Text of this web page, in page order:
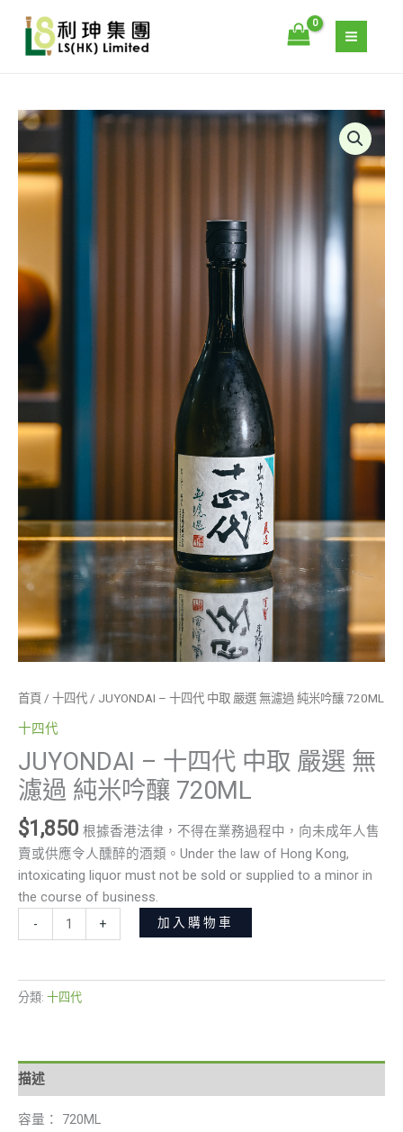
首頁 / 十四代 / JUYONDAI – 十四代 中取 嚴選 無濾過 純米吟釀 720ML
十四代
JUYONDAI – 十四代 中取 嚴選 無
濾過 純米吟釀 720ML
$1,850 根據香港法律，不得在業務過程中，向未成年人售
賣或供應令人醺醉的酒類。Under the law of Hong Kong,
intoxicating liquor must not be sold or supplied to a minor in
the course of business.
-
JUYONDAI
十
嚴
選
無
米
吟
釀
數
量
+ 加入購物車
分類: 十四代
描述
容量： 720ML
中
無
濾
過
純
米
數
量